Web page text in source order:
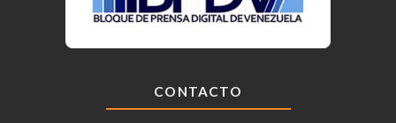
CONTACTO